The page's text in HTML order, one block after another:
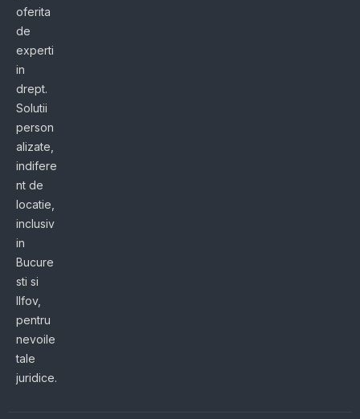
oferita
de
experti
in
drept.
Solutii
person
alizate,
indifere
nt de
locatie,
inclusiv
in
Bucure
sti si
Ilfov,
pentru
nevoile
tale
juridice.